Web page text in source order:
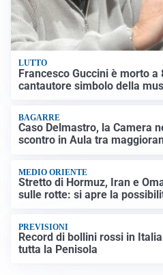
LUTTO
Francesco Guccini è morto a
cantautore simbolo della
BAGARRE
Caso Delmastro, la Camera
scontro in Aula tra
MEDIO ORIENTE
Stretto di Hormuz, Iran e
sulle rotte: si apre la
PREVISIONI
Record di bollini rossi in
tutta la Penisola